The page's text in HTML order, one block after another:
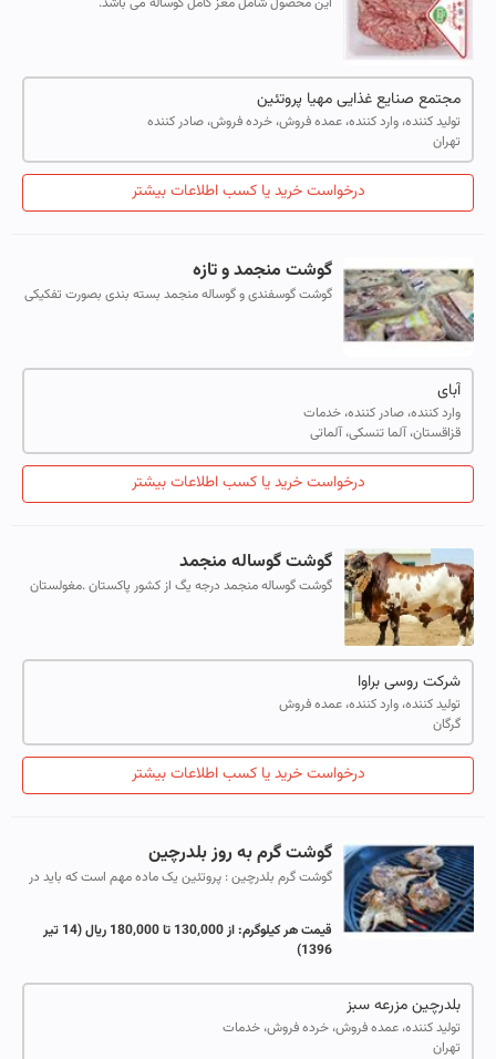
مجتمع صنایع غذایی مهیا پروتئین
تولید کننده، وارد کننده، عمده فروش، خرده فروش، صادر کننده
تهران
درخواست خرید یا کسب اطلاعات بیشتر
گوشت منجمد و تازه
گوشت گوسفندی و گوساله منجمد بسته بندی بصورت تفکیکی
آبای
وارد کننده، صادر کننده، خدمات
قزاقستان، آلما تنسکی، آلماتی
درخواست خرید یا کسب اطلاعات بیشتر
گوشت گوساله منجمد
گوشت گوساله منجمد درجه یگ از کشور پاکستان .مغولستان
شرکت روسی براوا
تولید کننده، وارد کننده، عمده فروش
گرگان
درخواست خرید یا کسب اطلاعات بیشتر
گوشت گرم به روز بلدرچین
گوشت گرم بلدرچین : پروتئین یک ماده مهم است که باید در
قیمت هر کیلوگرم:از 130,000 تا 180,000 ریال
(14 تیر
1396)
بلدرچین مزرعه سبز
تولید کننده، عمده فروش، خرده فروش، خدمات
تهران